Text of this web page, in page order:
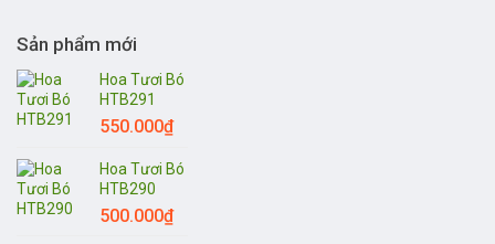
Sản phẩm mới
Hoa Tươi Bó
HTB291
550.000₫
Hoa Tươi Bó
HTB290
500.000₫